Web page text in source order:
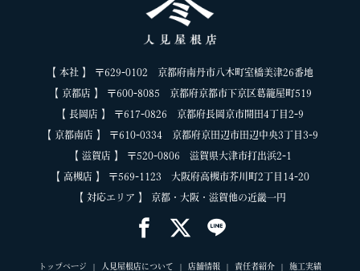
【 本社 】 〒629-0102 京都府南丹市八木町室橋美津26番地
【 京都店 】 〒600-8085 京都府京都市下京区葛籠屋町519
【 長岡店 】 〒617-0826 京都府長岡京市開田4丁目2-9
【 京都南店 】 〒610-0334 京都府京田辺市田辺中央3丁目3-9
【 滋賀店 】 〒520-0806 滋賀県大津市打出浜2-1
【 高槻店 】 〒569-1123 大阪府高槻市芥川町2丁目14-20
【 対応エリア 】 京都・大阪・滋賀他の近畿一円
トップページ 人見屋根店について 店舗情報 責任者紹介 施工実績